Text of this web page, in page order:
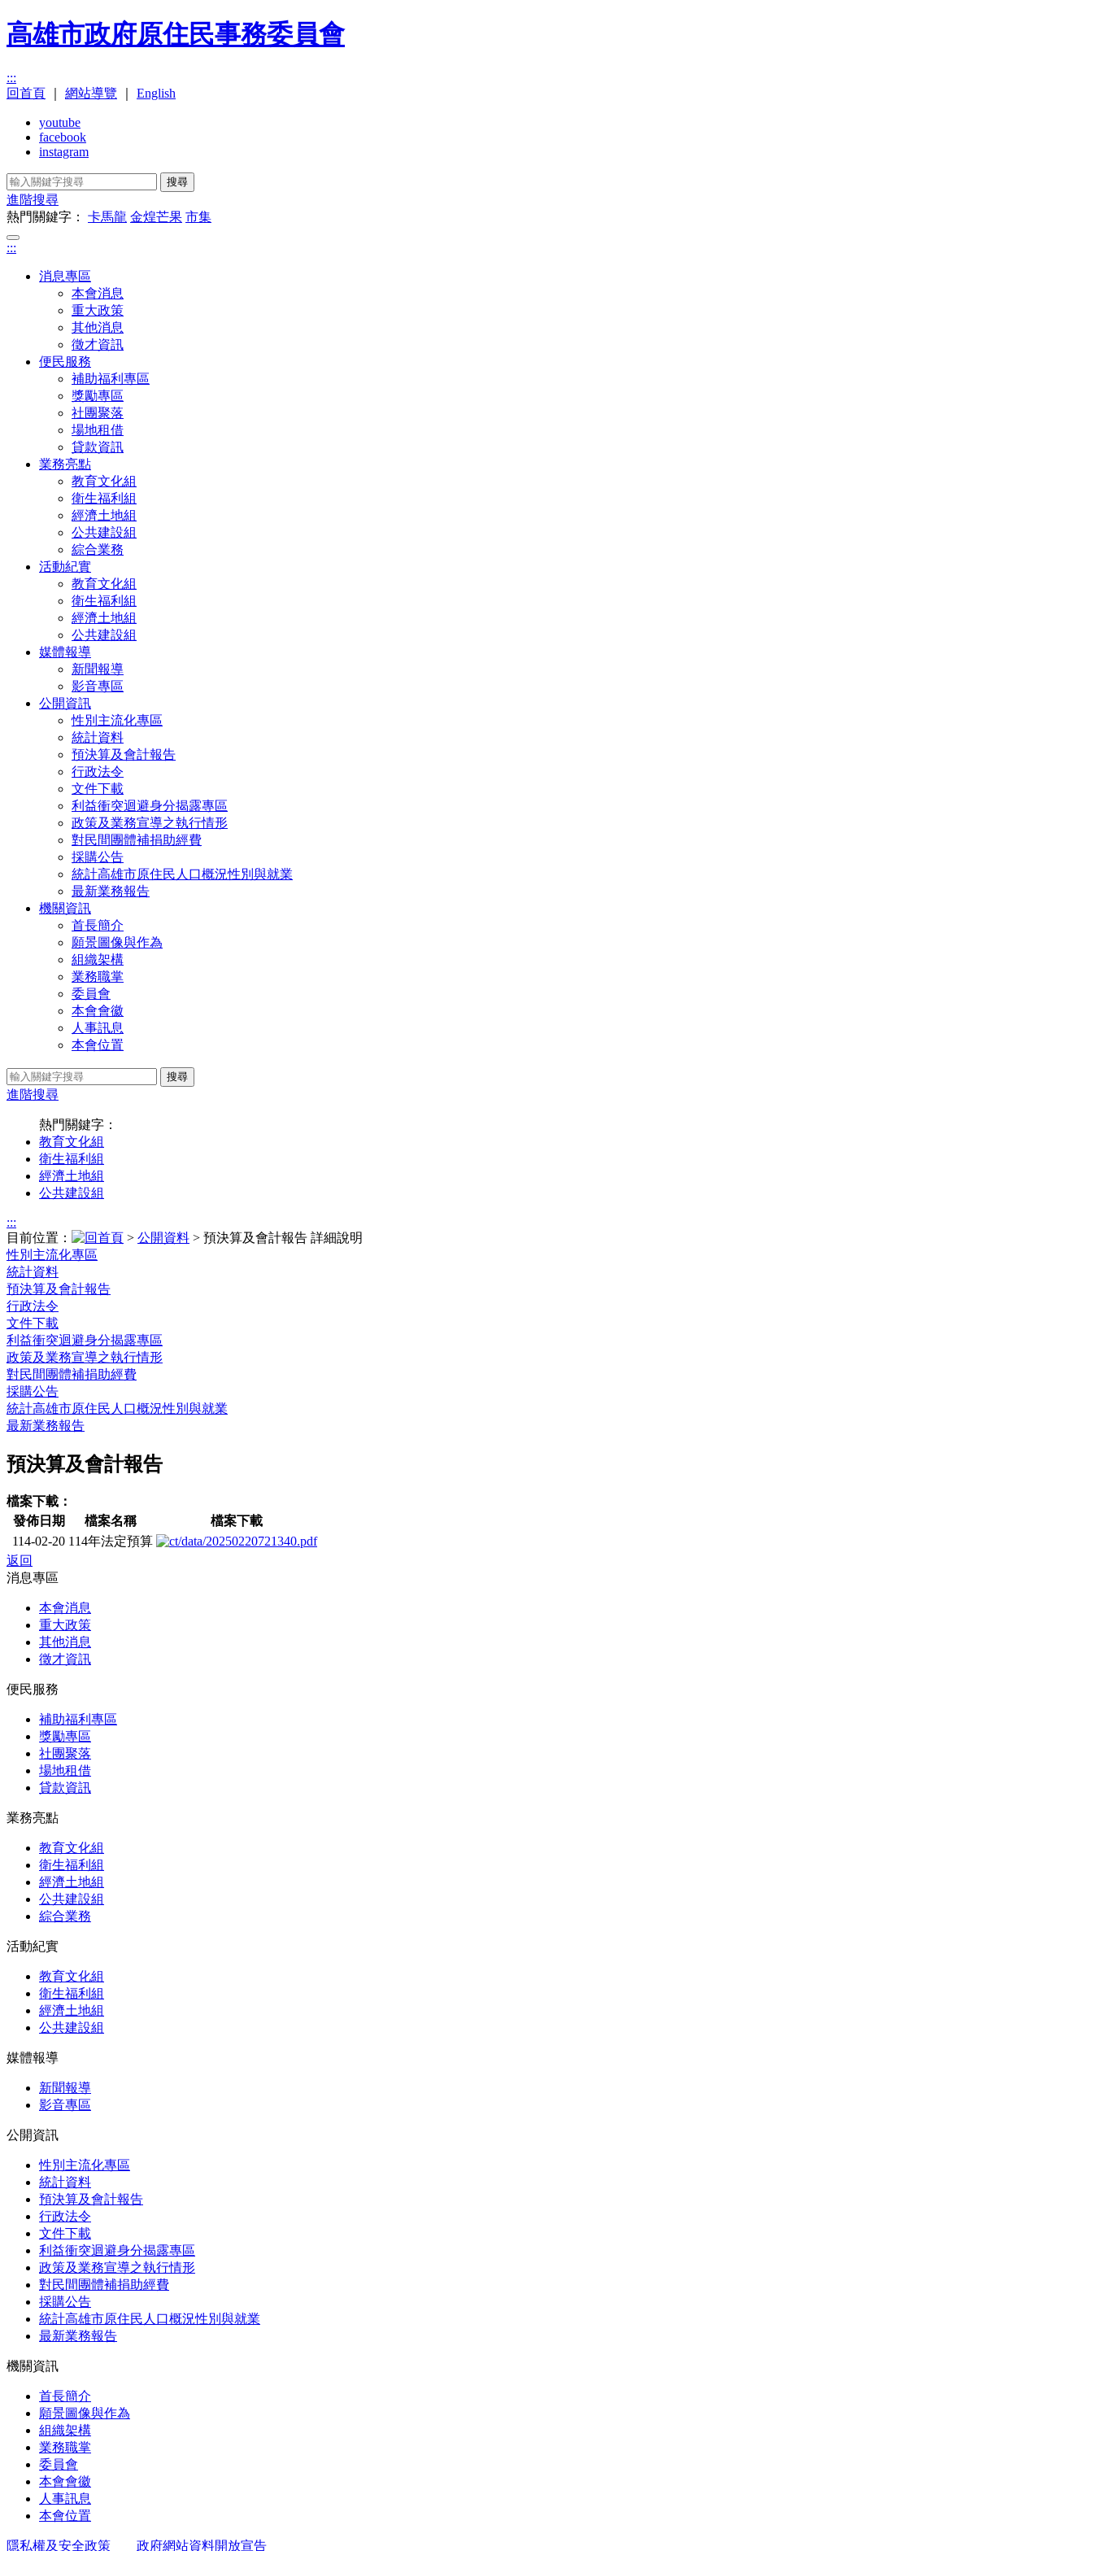
高雄市政府原住民事務委員會
:::
回首頁
網站導覽 English
youtube
facebook
instagram
搜尋
進階搜尋
熱門關鍵字： 卡馬龍 金煌芒果 市集
:::
消息專區
本會消息
重大政策
其他消息
徵才資訊
便民服務
補助福利專區
獎勵專區
社團聚落
場地租借
貸款資訊
業務亮點
教育文化組
衛生福利組
經濟土地組
公共建設組
綜合業務
活動紀實
教育文化組
衛生福利組
經濟土地組
公共建設組
媒體報導
新聞報導
影音專區
公開資訊
性別主流化專區
統計資料
預決算及會計報告
行政法令
文件下載
利益衝突迴避身分揭露專區
政策及業務宣導之執行情形
對民間團體補捐助經費
採購公告
統計高雄市原住民人口概況性別與就業
最新業務報告
機關資訊
首長簡介
願景圖像與作為
組織架構
業務職掌
委員會
本會會徽
人事訊息
本會位置
搜尋
進階搜尋
熱門關鍵字：
教育文化組
衛生福利組
經濟土地組
公共建設組
:::
目前位置：
> 公開資料 > 預決算及會計報告 詳細說明
性別主流化專區
統計資料
預決算及會計報告
行政法令
文件下載
利益衝突迴避身分揭露專區
政策及業務宣導之執行情形
對民間團體補捐助經費
採購公告
統計高雄市原住民人口概況性別與就業
最新業務報告
預決算及會計報告
檔案下載：
發佈日期
檔案名稱
檔案下載
114-02-20 114年法定預算
返回
消息專區
本會消息
重大政策
其他消息
徵才資訊
便民服務
補助福利專區
獎勵專區
社團聚落
場地租借
貸款資訊
業務亮點
教育文化組
衛生福利組
經濟土地組
公共建設組
綜合業務
活動紀實
教育文化組
衛生福利組
經濟土地組
公共建設組
媒體報導
新聞報導
影音專區
公開資訊
性別主流化專區
統計資料
預決算及會計報告
行政法令
文件下載
利益衝突迴避身分揭露專區
政策及業務宣導之執行情形
對民間團體補捐助經費
採購公告
統計高雄市原住民人口概況性別與就業
最新業務報告
機關資訊
首長簡介
願景圖像與作為
組織架構
業務職掌
委員會
本會會徽
人事訊息
本會位置
隱私權及安全政策 政府網站資料開放宣告